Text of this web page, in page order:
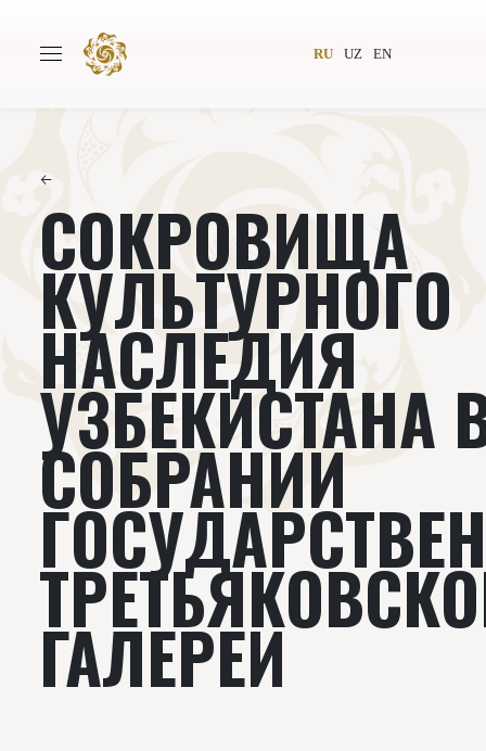
RU UZ EN
Всемирное общество
Издательство Новости
Проекты Подкасты
Книги Видеолекторий
←
СОКРОВИЩА
КУЛЬТУРНОГО
НАСЛЕДИЯ
УЗБЕКИСТАНА
СОБРАНИИ
ГАЛЕРЕИ